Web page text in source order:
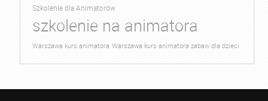
Szkolenie dla Animatorów
szkolenie na animatora
Warszawa kurs animatora Warszawa kurs animatora zabaw dla dzieci